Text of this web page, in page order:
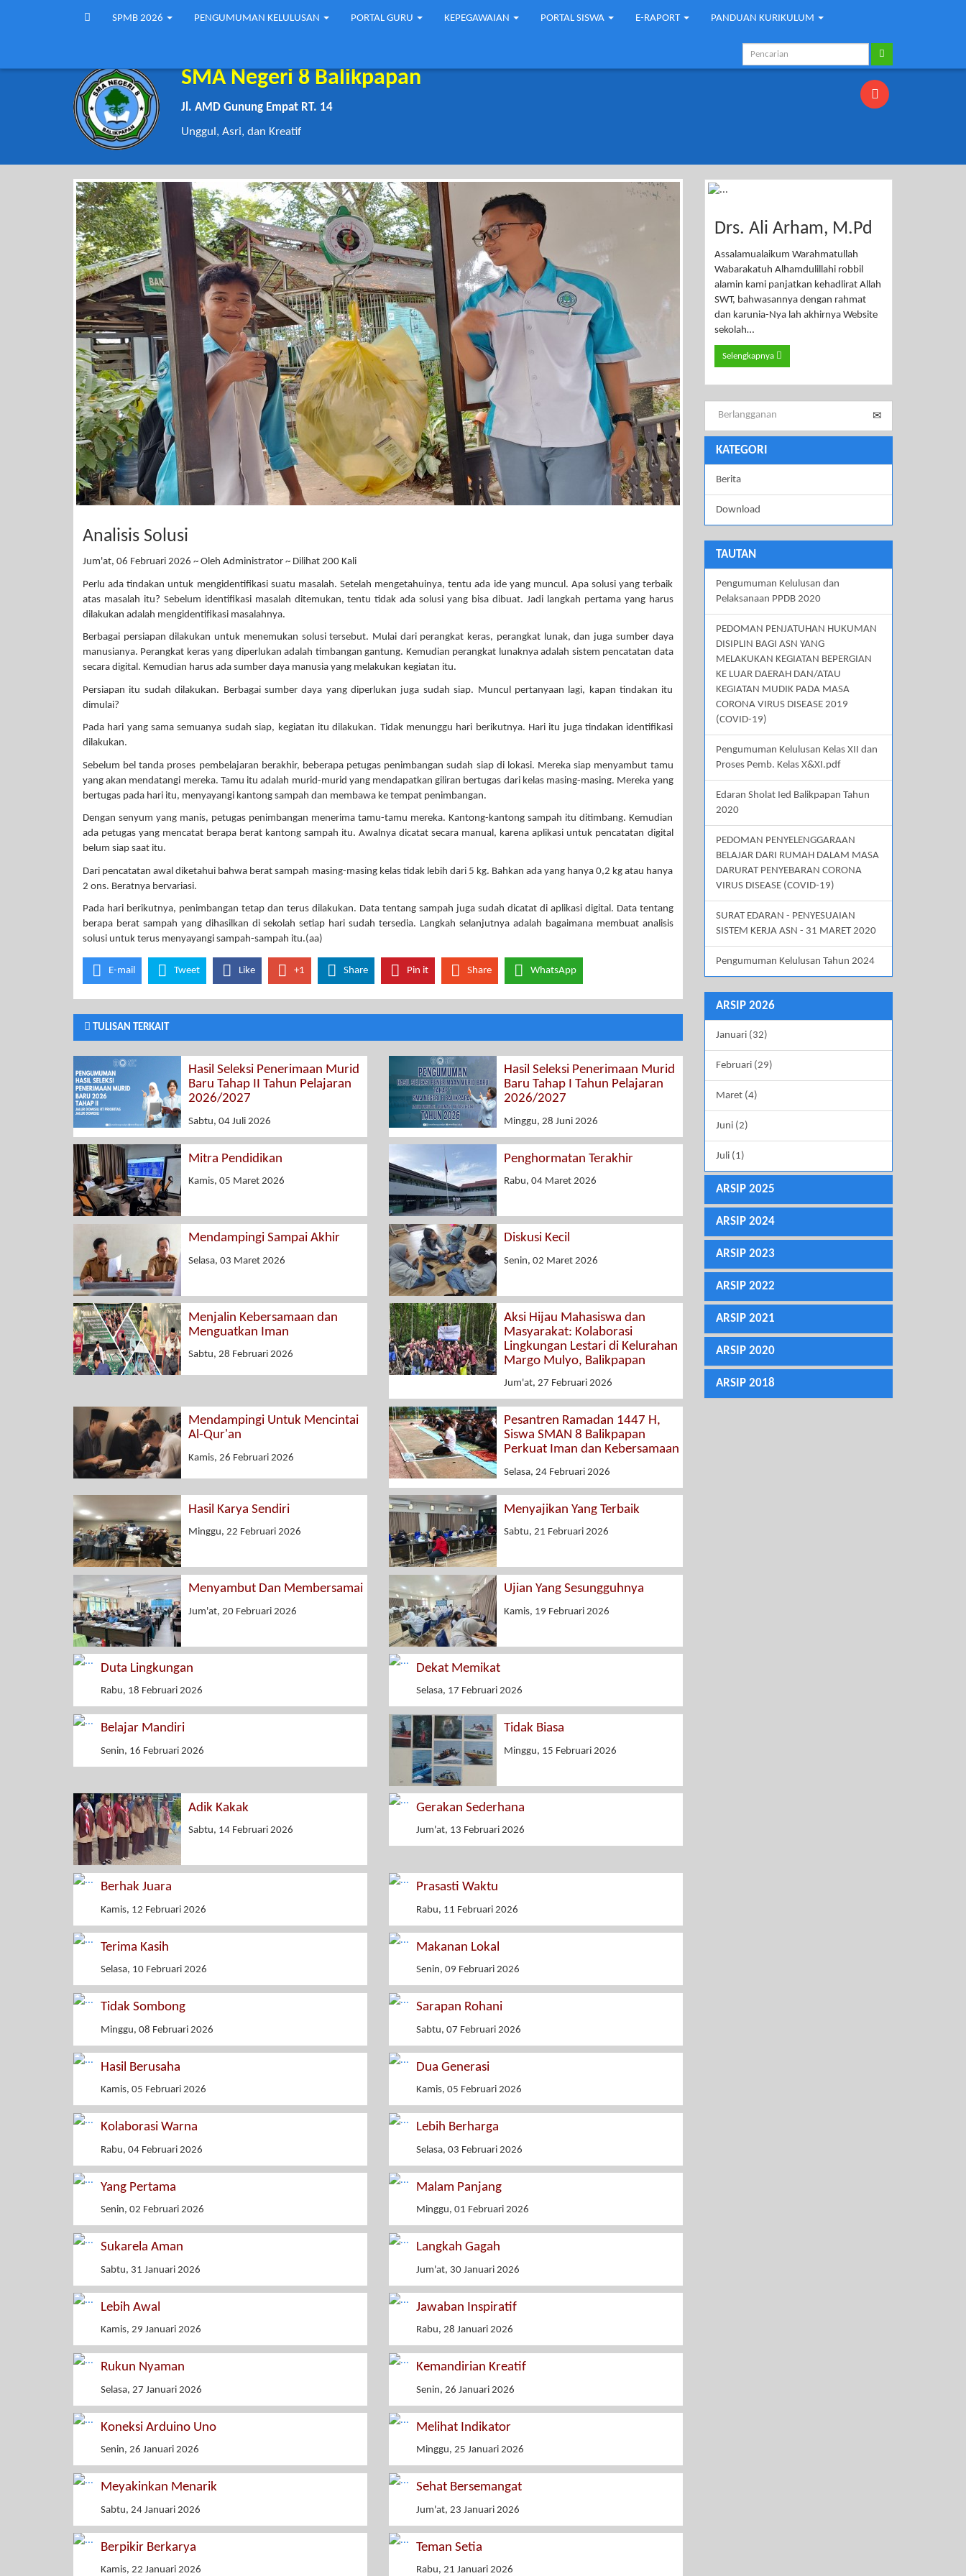
SPMB 2026 PENGUMUMAN KELULUSAN PORTAL GURU KEPEGAWAIAN PORTAL SISWA E-RAPORT PANDUAN KURIKULUM
SMA Negeri 8 Balikpapan
Jl. AMD Gunung Empat RT. 14
Unggul, Asri, dan Kreatif
Analisis Solusi
Jum'at, 06 Februari 2026 ~ Oleh Administrator ~ Dilihat 200 Kali
Perlu ada tindakan untuk mengidentifikasi suatu masalah. Setelah mengetahuinya, tentu ada ide yang muncul. Apa solusi yang terbaik
atas masalah itu? Sebelum identifikasi masalah ditemukan, tentu tidak ada solusi yang bisa dibuat. Jadi langkah pertama yang harus
dilakukan adalah mengidentifikasi masalahnya.
Berbagai persiapan dilakukan untuk menemukan solusi tersebut. Mulai dari perangkat keras, perangkat lunak, dan juga sumber daya
manusianya. Perangkat keras yang diperlukan adalah timbangan gantung. Kemudian perangkat lunaknya adalah sistem pencatatan data
secara digital. Kemudian harus ada sumber daya manusia yang melakukan kegiatan itu.
Persiapan itu sudah dilakukan. Berbagai sumber daya yang diperlukan juga sudah siap. Muncul pertanyaan lagi, kapan tindakan itu
dimulai?
Pada hari yang sama semuanya sudah siap, kegiatan itu dilakukan. Tidak menunggu hari berikutnya. Hari itu juga tindakan identifikasi
dilakukan.
Sebelum bel tanda proses pembelajaran berakhir, beberapa petugas penimbangan sudah siap di lokasi. Mereka siap menyambut tamu
yang akan mendatangi mereka. Tamu itu adalah murid-murid yang mendapatkan giliran bertugas dari kelas masing-masing. Mereka yang
bertugas pada hari itu, menyayangi kantong sampah dan membawa ke tempat penimbangan.
Dengan senyum yang manis, petugas penimbangan menerima tamu-tamu mereka. Kantong-kantong sampah itu ditimbang. Kemudian
ada petugas yang mencatat berapa berat kantong sampah itu. Awalnya dicatat secara manual, karena aplikasi untuk pencatatan digital
belum siap saat itu.
Dari pencatatan awal diketahui bahwa berat sampah masing-masing kelas tidak lebih dari 5 kg. Bahkan ada yang hanya 0,2 kg atau hanya
2 ons. Beratnya bervariasi.
Pada hari berikutnya, penimbangan tetap dan terus dilakukan. Data tentang sampah juga sudah dicatat di aplikasi digital. Data tentang
berapa berat sampah yang dihasilkan di sekolah setiap hari sudah tersedia. Langkah selanjutnya adalah bagaimana membuat analisis
solusi untuk terus menyayangi sampah-sampah itu.(aa)
E-mail Tweet Like +1 Share Pin it Share WhatsApp
TULISAN TERKAIT
Hasil Seleksi Penerimaan Murid
Baru Tahap II Tahun Pelajaran
2026/2027
Sabtu, 04 Juli 2026
Hasil Seleksi Penerimaan Murid
Baru Tahap I Tahun Pelajaran
2026/2027
Minggu, 28 Juni 2026
Mitra Pendidikan
Kamis, 05 Maret 2026
Penghormatan Terakhir
Rabu, 04 Maret 2026
Mendampingi Sampai Akhir
Selasa, 03 Maret 2026
Diskusi Kecil
Senin, 02 Maret 2026
Menjalin Kebersamaan dan
Menguatkan Iman
Sabtu, 28 Februari 2026
Aksi Hijau Mahasiswa dan
Masyarakat: Kolaborasi
Lingkungan Lestari di Kelurahan
Margo Mulyo, Balikpapan
Jum'at, 27 Februari 2026
Mendampingi Untuk Mencintai
Al-Qur'an
Kamis, 26 Februari 2026
Pesantren Ramadan 1447 H,
Siswa SMAN 8 Balikpapan
Perkuat Iman dan Kebersamaan
Selasa, 24 Februari 2026
Hasil Karya Sendiri
Minggu, 22 Februari 2026
Menyajikan Yang Terbaik
Sabtu, 21 Februari 2026
Menyambut Dan Membersamai
Jum'at, 20 Februari 2026
Ujian Yang Sesungguhnya
Kamis, 19 Februari 2026
Duta Lingkungan
Rabu, 18 Februari 2026
Dekat Memikat
Selasa, 17 Februari 2026
Belajar Mandiri
Senin, 16 Februari 2026
Tidak Biasa
Minggu, 15 Februari 2026
Adik Kakak
Sabtu, 14 Februari 2026
Gerakan Sederhana
Jum'at, 13 Februari 2026
Berhak Juara
Kamis, 12 Februari 2026
Prasasti Waktu
Rabu, 11 Februari 2026
Terima Kasih
Selasa, 10 Februari 2026
Makanan Lokal
Senin, 09 Februari 2026
Tidak Sombong
Minggu, 08 Februari 2026
Sarapan Rohani
Sabtu, 07 Februari 2026
Hasil Berusaha
Kamis, 05 Februari 2026
Dua Generasi
Kamis, 05 Februari 2026
Kolaborasi Warna
Rabu, 04 Februari 2026
Lebih Berharga
Selasa, 03 Februari 2026
Yang Pertama
Senin, 02 Februari 2026
Malam Panjang
Minggu, 01 Februari 2026
Sukarela Aman
Sabtu, 31 Januari 2026
Langkah Gagah
Jum'at, 30 Januari 2026
Lebih Awal
Kamis, 29 Januari 2026
Jawaban Inspiratif
Rabu, 28 Januari 2026
Rukun Nyaman
Selasa, 27 Januari 2026
Kemandirian Kreatif
Senin, 26 Januari 2026
Koneksi Arduino Uno
Senin, 26 Januari 2026
Melihat Indikator
Minggu, 25 Januari 2026
Meyakinkan Menarik
Sabtu, 24 Januari 2026
Sehat Bersemangat
Jum'at, 23 Januari 2026
Berpikir Berkarya
Kamis, 22 Januari 2026
Teman Setia
Rabu, 21 Januari 2026
Drs. Ali Arham, M.Pd
Assalamualaikum Warahmatullah
Wabarakatuh Alhamdulillahi robbil
alamin kami panjatkan kehadlirat Allah
SWT, bahwasannya dengan rahmat
dan karunia-Nya lah akhirnya Website
sekolah…
Selengkapnya
KATEGORI
Berita
Download
TAUTAN
Pengumuman Kelulusan dan
Pelaksanaan PPDB 2020
PEDOMAN PENJATUHAN HUKUMAN
DISIPLIN BAGI ASN YANG
MELAKUKAN KEGIATAN BEPERGIAN
KE LUAR DAERAH DAN/ATAU
KEGIATAN MUDIK PADA MASA
CORONA VIRUS DISEASE 2019
(COVID-19)
Pengumuman Kelulusan Kelas XII dan
Proses Pemb. Kelas X&XI.pdf
Edaran Sholat Ied Balikpapan Tahun
2020
PEDOMAN PENYELENGGARAAN
BELAJAR DARI RUMAH DALAM MASA
DARURAT PENYEBARAN CORONA
VIRUS DISEASE (COVID-19)
SURAT EDARAN - PENYESUAIAN
SISTEM KERJA ASN - 31 MARET 2020
Pengumuman Kelulusan Tahun 2024
ARSIP 2026
Januari (32)
Februari (29)
Maret (4)
Juni (2)
Juli (1)
ARSIP 2025
ARSIP 2024
ARSIP 2023
ARSIP 2022
ARSIP 2021
ARSIP 2020
ARSIP 2018